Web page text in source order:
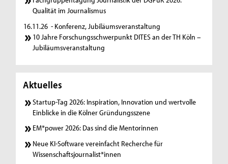
Qualität im Journalismus
16.11.26 - Konferenz, Jubiläumsveranstaltung
10 Jahre Forschungsschwerpunkt DITES an der TH Köln –
Jubiläumsveranstaltung
Aktuelles
Startup-Tag 2026: Inspiration, Innovation und wertvolle
Einblicke in die Kölner Gründungsszene
EM*power 2026: Das sind die Mentorinnen
Neue KI-Software vereinfacht Recherche für
Wissenschaftsjournalist*innen